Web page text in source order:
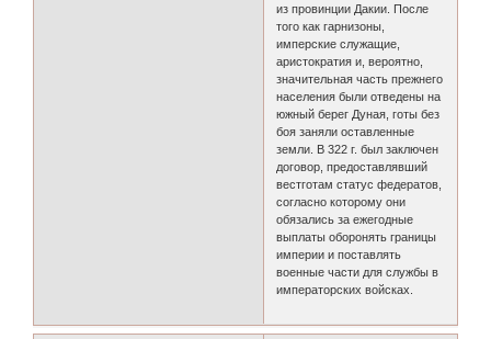
из провинции Дакии. После
того как гарнизоны,
имперские служащие,
аристократия и, вероятно,
значительная часть прежнего
населения были отведены на
южный берег Дуная, готы без
боя заняли оставленные
земли. В 322 г. был заключен
договор, предоставлявший
вестготам статус федератов,
согласно которому они
обязались за ежегодные
выплаты оборонять границы
империи и поставлять
военные части для службы в
императорских войсках.